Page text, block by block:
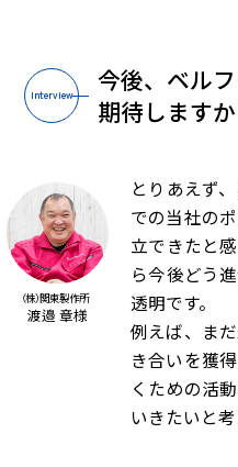
Interview
今後、ベル
期待しますか
（株）関東製作所
渡邉 章様
とりあえず
での当社の
立できたと
ら今後どう
透明です。
例えば、ま
き合いを獲
くための活
いきたいと考